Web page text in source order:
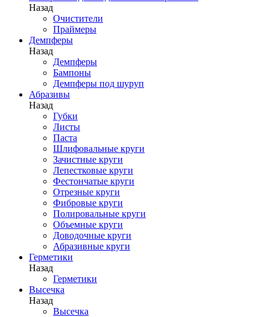
Назад
Очистители
Праймеры
Демпферы
Назад
Демпферы
Бампоны
Демпферы под шуруп
Абразивы
Назад
Губки
Листы
Паста
Шлифовальные круги
Зачистные круги
Лепестковые круги
Фестончатые круги
Отрезные круги
Фибровые круги
Полировальные круги
Объемные круги
Доводочные круги
Абразивные круги
Герметики
Назад
Герметики
Высечка
Назад
Высечка